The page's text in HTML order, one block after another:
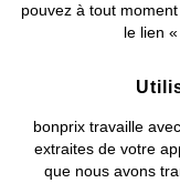
pouvez à tout
le lien
bonprix travaille
extraites de votre
que nous avons